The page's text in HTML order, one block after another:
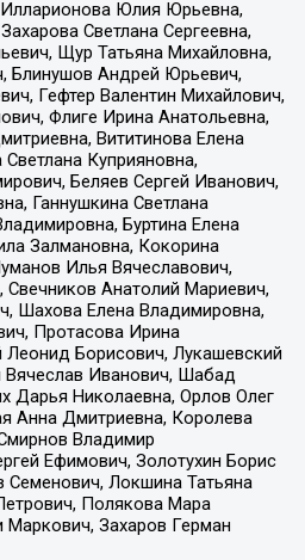
Юлия Юрьевна,
Светлана Сергеевна,
Щур Татьяна Михайловна,
Блинушов Андрей Юрьевич,
Гефтер Валентин Михайлович,
Флиге Ирина Анатольевна,
Вититинова Елена
Куприяновна,
Беляев Сергей Иванович,
Ганнушкина Светлана
Буртина Елена
Залмановна, Кокорина
Илья Вячеславович,
Анатолий Мариевич,
Шахова Елена Владимировна,
Протасова Ирина
Леонид Борисович, Лукашевский
Вячеслав Иванович, Шабад
Дарья Николаевна, Орлов Олег
Анна Дмитриевна, Королева
Владимир
Ефимович, Золотухин Борис
Семенович, Локшина Татьяна
Полякова Мара
Захаров Герман